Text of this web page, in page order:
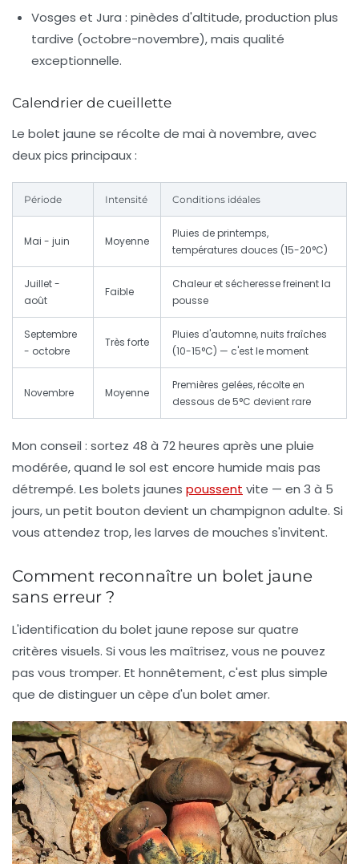
Vosges et Jura : pinèdes d'altitude, production plus
tardive (octobre-novembre), mais qualité
exceptionnelle.
Calendrier de cueillette
Le bolet jaune se récolte de mai à novembre, avec
deux pics principaux :
Période Intensité Conditions idéales
Mai - juin Moyenne
Pluies de printemps,
températures douces (15-20°C)
Juillet -
août
Faible
Chaleur et sécheresse freinent la
pousse
Septembre
- octobre
Très forte
Pluies d'automne, nuits fraîches
(10-15°C) — c'est le moment
Novembre Moyenne
Premières gelées, récolte en
dessous de 5°C devient rare
Mon conseil : sortez 48 à 72 heures après une pluie
modérée, quand le sol est encore humide mais pas
détrempé. Les bolets jaunes poussent vite — en 3 à 5
jours, un petit bouton devient un champignon adulte. Si
vous attendez trop, les larves de mouches s'invitent.
Comment reconnaître un bolet jaune
sans erreur ?
L'identification du bolet jaune repose sur quatre
critères visuels. Si vous les maîtrisez, vous ne pouvez
pas vous tromper. Et honnêtement, c'est plus simple
que de distinguer un cèpe d'un bolet amer.